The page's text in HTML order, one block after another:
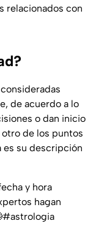
relacionados con
de acuerdo a lo
o dan inicio
de los puntos
es su descripción
y hora
hagan
#astrologia